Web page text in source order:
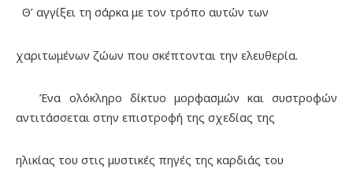
Θ’ αγγίξει τη σάρκα με τον τρόπο αυτών των
χαριτωμένων ζώων που σκέπτονται την ελευθερία.
Ένα ολόκληρο δίκτυο μορφασμών και συστροφών
αντιτάσσεται στην επιστροφή της σχεδίας της
ηλικίας του στις μυστικές πηγές της καρδιάς του